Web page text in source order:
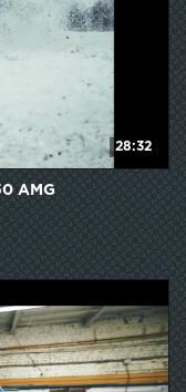
28:32
AMG